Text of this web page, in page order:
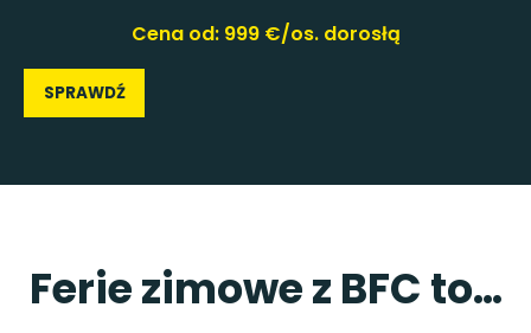
Cena od: 999 €/os. dorosłą
SPRAWDŹ
Ferie zimowe z BFC to…